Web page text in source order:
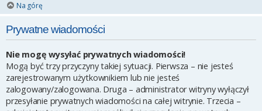
Na górę
Prywatne wiadomości
Nie mogę wysyłać prywatnych wiadomości!
Mogą być trzy przyczyny takiej sytuacji. Pierwsza – nie jesteś
zarejestrowanym użytkownikiem lub nie jesteś
zalogowany/zalogowana. Druga – administrator witryny wyłączył
przesyłanie prywatnych wiadomości na całej witrynie. Trzecia –